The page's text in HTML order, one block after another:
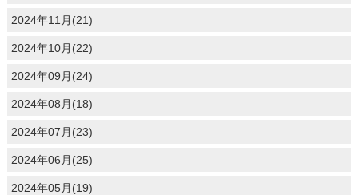
2024年11月(21)
2024年10月(22)
2024年09月(24)
2024年08月(18)
2024年07月(23)
2024年06月(25)
2024年05月(19)